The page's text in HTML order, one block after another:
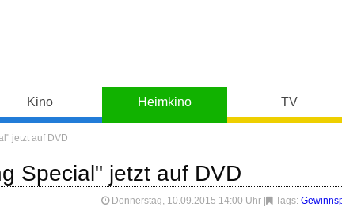
Kino Heimkino TV
jetzt auf DVD
Special" jetzt auf DVD
Donnerstag, 10.09.2015 14:00 Uhr Tags: